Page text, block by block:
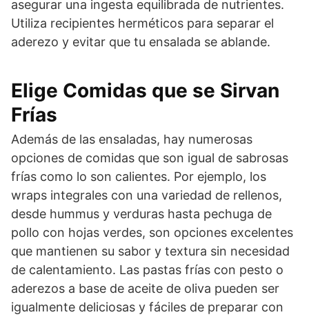
asegurar una ingesta equilibrada de nutrientes.
Utiliza recipientes herméticos para separar el
aderezo y evitar que tu ensalada se ablande.
Elige Comidas que se Sirvan
Frías
Además de las ensaladas, hay numerosas
opciones de comidas que son igual de sabrosas
frías como lo son calientes. Por ejemplo, los
wraps integrales con una variedad de rellenos,
desde hummus y verduras hasta pechuga de
pollo con hojas verdes, son opciones excelentes
que mantienen su sabor y textura sin necesidad
de calentamiento. Las pastas frías con pesto o
aderezos a base de aceite de oliva pueden ser
igualmente deliciosas y fáciles de preparar con